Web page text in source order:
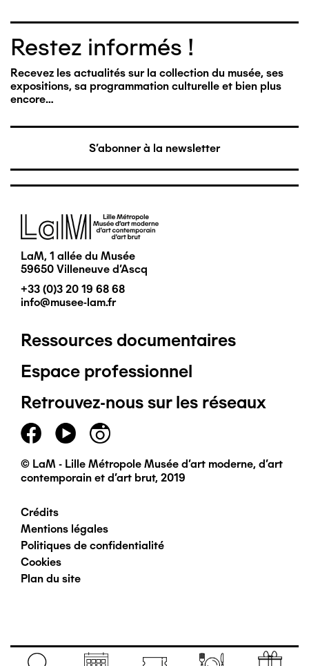
Restez informés !
Recevez les actualités sur la collection du musée, ses
expositions, sa programmation culturelle et bien plus
encore…
S'abonner à la newsletter
Image
LaM, 1 allée du Musée
59650 Villeneuve d'Ascq
+33 (0)3 20 19 68 68
info@musee-lam.fr
Pied
de
page
principal
Ressources documentaires
Espace professionnel
Retrouvez-nous sur les réseaux
© LaM - Lille Métropole Musée d'art moderne, d'art
contemporain et d'art brut, 2019
Pied
de
page
Crédits
Mentions légales
Politiques de confidentialité
Cookies
Plan du site